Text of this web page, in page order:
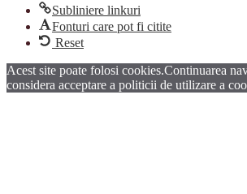
Subliniere linkuri
Fonturi care pot fi citite
Reset
Acest site poate folosi cookies.Continuarea
considera acceptare a politicii de utilizare a